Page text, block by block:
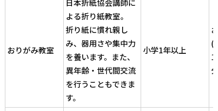
おりがみ教室
日本折紙協会講師に
よる折り紙教室。
折り紙に慣れ親し
み、器用さや集中力
を養います。また、
異年齢・世代間交流
を行うこともできま
す。
小学1年以上
(